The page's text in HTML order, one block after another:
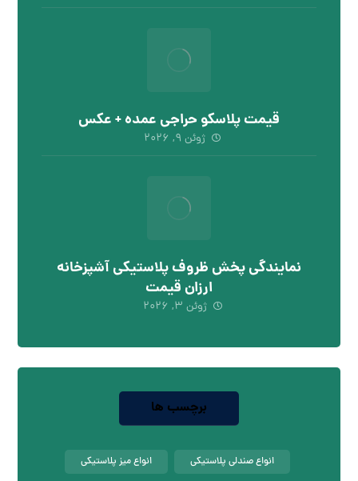
قیمت پلاسکو حراجی عمده + عکس
ژوئن ۹, ۲۰۲۶
نمایندگی پخش ظروف پلاستیکی آشپزخانه
ارزان قیمت
ژوئن ۳, ۲۰۲۶
برچسب ها
انواع صندلی پلاستیکی انواع میز پلاستیکی